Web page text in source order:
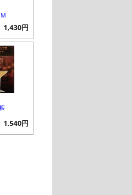
1,430円
1,540円